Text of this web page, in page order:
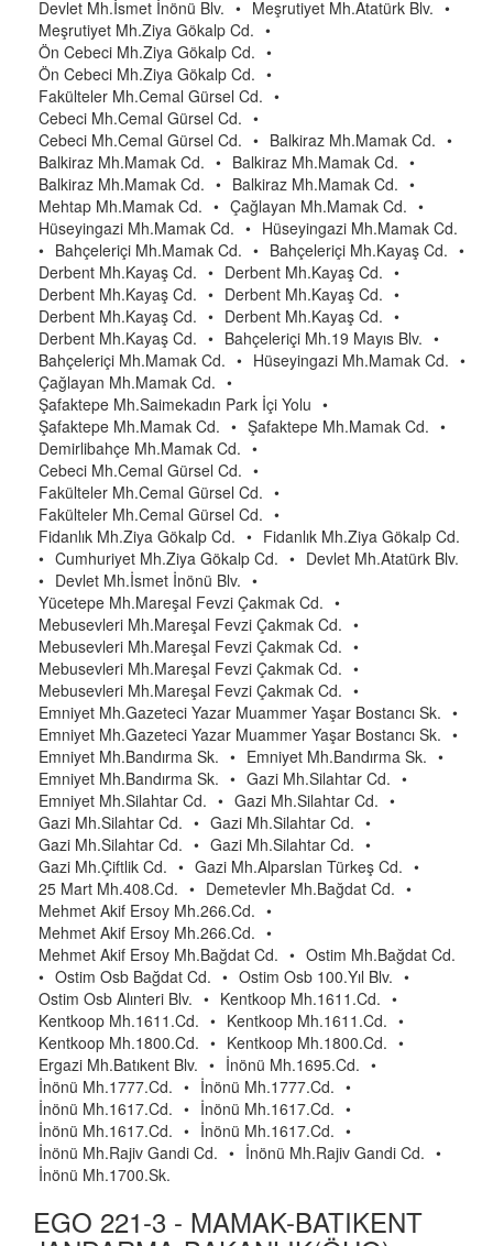
Devlet Mh.İsmet İnönü Blv. • Meşrutiyet Mh.Atatürk Blv. •
Meşrutiyet Mh.Ziya Gökalp Cd. •
Ön Cebeci Mh.Ziya Gökalp Cd. •
Ön Cebeci Mh.Ziya Gökalp Cd. •
Fakülteler Mh.Cemal Gürsel Cd. •
Cebeci Mh.Cemal Gürsel Cd. •
Cebeci Mh.Cemal Gürsel Cd. • Balkiraz Mh.Mamak Cd. •
Balkiraz Mh.Mamak Cd. • Balkiraz Mh.Mamak Cd. •
Balkiraz Mh.Mamak Cd. • Balkiraz Mh.Mamak Cd. •
Mehtap Mh.Mamak Cd. • Çağlayan Mh.Mamak Cd. •
Hüseyingazi Mh.Mamak Cd. • Hüseyingazi Mh.Mamak Cd.
• Bahçeleriçi Mh.Mamak Cd. • Bahçeleriçi Mh.Kayaş Cd. •
Derbent Mh.Kayaş Cd. • Derbent Mh.Kayaş Cd. •
Derbent Mh.Kayaş Cd. • Derbent Mh.Kayaş Cd. •
Derbent Mh.Kayaş Cd. • Derbent Mh.Kayaş Cd. •
Derbent Mh.Kayaş Cd. • Bahçeleriçi Mh.19 Mayıs Blv. •
Bahçeleriçi Mh.Mamak Cd. • Hüseyingazi Mh.Mamak Cd. •
Çağlayan Mh.Mamak Cd. •
Şafaktepe Mh.Saimekadın Park İçi Yolu •
Şafaktepe Mh.Mamak Cd. • Şafaktepe Mh.Mamak Cd. •
Demirlibahçe Mh.Mamak Cd. •
Cebeci Mh.Cemal Gürsel Cd. •
Fakülteler Mh.Cemal Gürsel Cd. •
Fakülteler Mh.Cemal Gürsel Cd. •
Fidanlık Mh.Ziya Gökalp Cd. • Fidanlık Mh.Ziya Gökalp Cd.
• Cumhuriyet Mh.Ziya Gökalp Cd. • Devlet Mh.Atatürk Blv.
• Devlet Mh.İsmet İnönü Blv. •
Yücetepe Mh.Mareşal Fevzi Çakmak Cd. •
Mebusevleri Mh.Mareşal Fevzi Çakmak Cd. •
Mebusevleri Mh.Mareşal Fevzi Çakmak Cd. •
Mebusevleri Mh.Mareşal Fevzi Çakmak Cd. •
Mebusevleri Mh.Mareşal Fevzi Çakmak Cd. •
Emniyet Mh.Gazeteci Yazar Muammer Yaşar Bostancı Sk. •
Emniyet Mh.Gazeteci Yazar Muammer Yaşar Bostancı Sk. •
Emniyet Mh.Bandırma Sk. • Emniyet Mh.Bandırma Sk. •
Emniyet Mh.Bandırma Sk. • Gazi Mh.Silahtar Cd. •
Emniyet Mh.Silahtar Cd. • Gazi Mh.Silahtar Cd. •
Gazi Mh.Silahtar Cd. • Gazi Mh.Silahtar Cd. •
Gazi Mh.Silahtar Cd. • Gazi Mh.Silahtar Cd. •
Gazi Mh.Çiftlik Cd. • Gazi Mh.Alparslan Türkeş Cd. •
25 Mart Mh.408.Cd. • Demetevler Mh.Bağdat Cd. •
Mehmet Akif Ersoy Mh.266.Cd. •
Mehmet Akif Ersoy Mh.266.Cd. •
Mehmet Akif Ersoy Mh.Bağdat Cd. • Ostim Mh.Bağdat Cd.
• Ostim Osb Bağdat Cd. • Ostim Osb 100.Yıl Blv. •
Ostim Osb Alınteri Blv. • Kentkoop Mh.1611.Cd. •
Kentkoop Mh.1611.Cd. • Kentkoop Mh.1611.Cd. •
Kentkoop Mh.1800.Cd. • Kentkoop Mh.1800.Cd. •
Ergazi Mh.Batıkent Blv. • İnönü Mh.1695.Cd. •
İnönü Mh.1777.Cd. • İnönü Mh.1777.Cd. •
İnönü Mh.1617.Cd. • İnönü Mh.1617.Cd. •
İnönü Mh.1617.Cd. • İnönü Mh.1617.Cd. •
İnönü Mh.Rajiv Gandi Cd. • İnönü Mh.Rajiv Gandi Cd. •
İnönü Mh.1700.Sk.
EGO 221-3 - MAMAK-BATIKENT